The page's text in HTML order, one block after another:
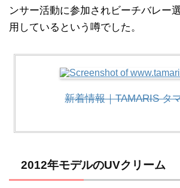
ンサー活動に参加されビーチバレー
用しているという噂でした。
新着情報｜TAMARIS タ
2012年モデルのUVクリーム